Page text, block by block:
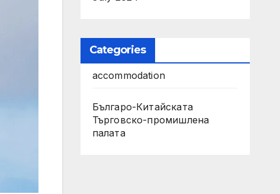
Categories
accommodation
Българо-Китайската
Търговско-промишлена
палата